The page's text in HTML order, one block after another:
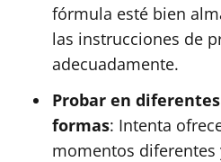
fórmula esté bien
las instrucciones de
adecuadamente.
Probar en
formas: Intenta
momentos